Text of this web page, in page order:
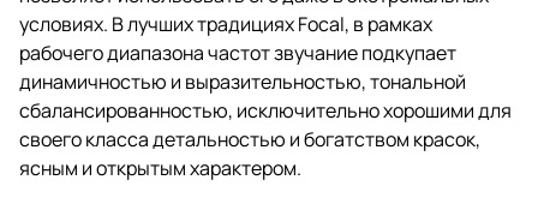
условиях. В лучших традициях Focal, в рамках
рабочего диапазона частот звучание подкупает
динамичностью и выразительностью, тональной
сбалансированностью, исключительно хорошими для
своего класса детальностью и богатством красок,
ясным и открытым характером.